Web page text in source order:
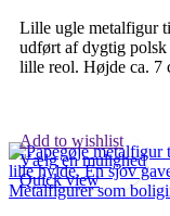
Lille ugle metalfigur
udført af dygtig
lille reol. Højde ca. 7
Add to wishlist
Vælg en mulighed
Quick view